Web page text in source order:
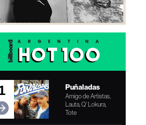
Puñaladas
Amigo de Artistas,
Lauta, Q' Lokura,
Tote